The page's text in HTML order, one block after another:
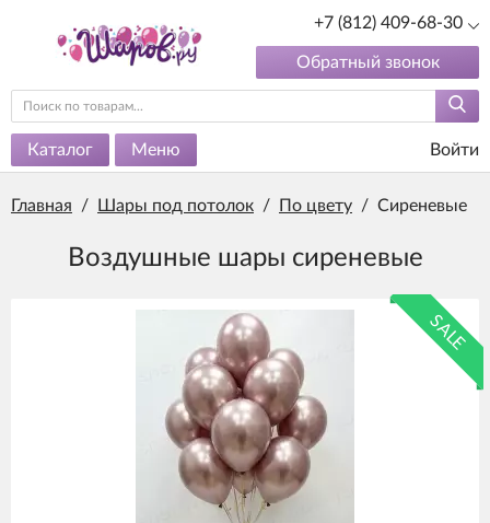
+7 (812) 409-68-30
Обратный звонок
Каталог Меню Войти
Главная / Шары под потолок / По цвету / Сиреневые
Воздушные шары сиреневые
SALE